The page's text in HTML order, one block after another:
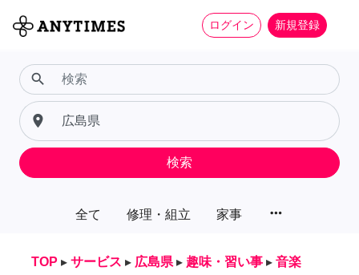
ログイン 新規登録
全て 修理・組立 家事 more_horiz
search
place
検索
TOP ▸ サービス ▸ 広島県 ▸ 趣味・習い事 ▸ 音楽